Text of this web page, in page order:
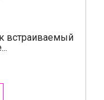
встраиваемый